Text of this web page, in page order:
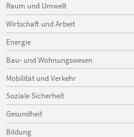
Raum und Umwelt
Wirtschaft und Arbeit
Energie
Bau- und Wohnungswesen
Mobilität und Verkehr
Soziale Sicherheit
Gesundheit
Bildung